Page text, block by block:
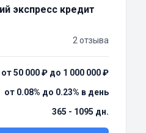
экспресс кредит
2 отзыва
от 50 000 ₽ до 1 000 000 ₽
от 0.08% до 0.23% в день
365 - 1095 дн.